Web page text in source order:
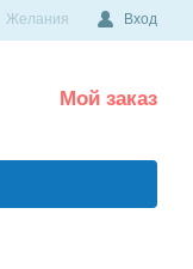
Желания Вход
Мой заказ